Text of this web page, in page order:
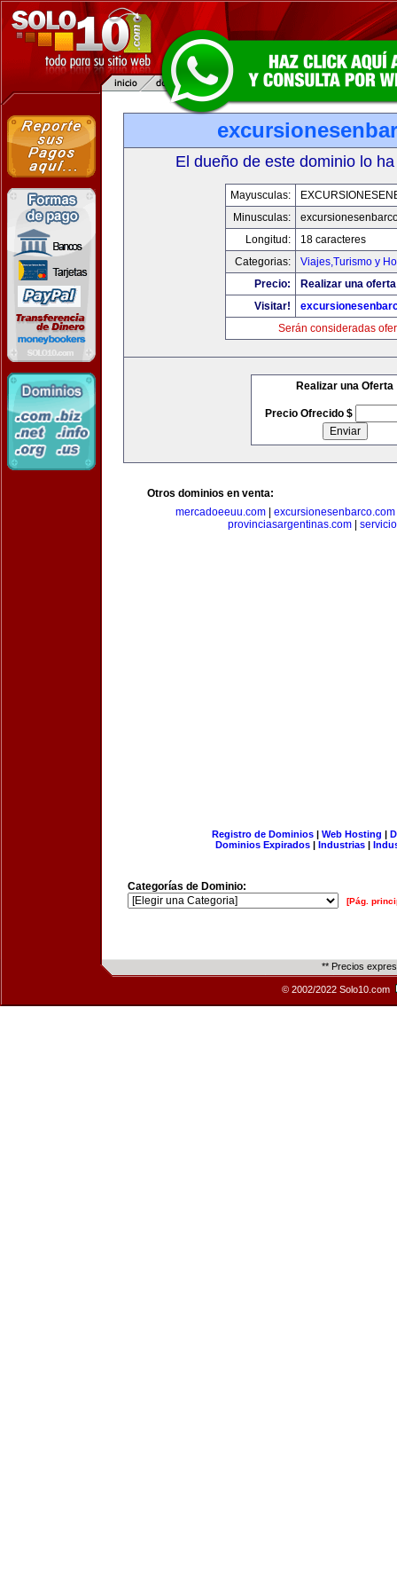
El dueño de este dominio lo
Mayusculas:
Minusculas:
Longitud:
18 caracteres
Categorias:
Viajes,Turismo y
Precio:
Realizar una
Visitar!
Serán consideradas
Realizar una Oferta
Precio Ofrecido $
Otros dominios en venta:
mercadoeeuu.com
excursionesenbarco.com
provinciasargentinas.com|
Registro de Dominios| Web Hosting |
Dominios Expirados | Industrias |
Categorías de Dominio:
[Pág.
** Precios
© 2002/2022 Solo10.com